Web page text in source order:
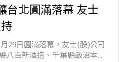
台北圓滿落幕 友士
29日圓滿落幕，友士(股)公司
八百新酒造、千葉縣飯沼本...